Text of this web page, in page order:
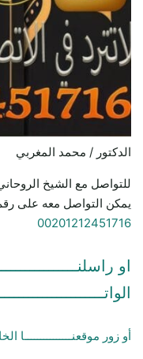
الدكتور / محمد المغربي
للتواصل مع الشيخ
يمكن التواصل معه على
00201212451716
او
أو زور موقعنـــــــــــــــا